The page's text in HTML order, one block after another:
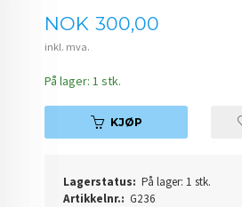
Pris
NOK 300,00
inkl. mva.
På lager: 1 stk.
KJØP
Lagerstatus: På lager: 1 stk.
Artikkelnr.: G236